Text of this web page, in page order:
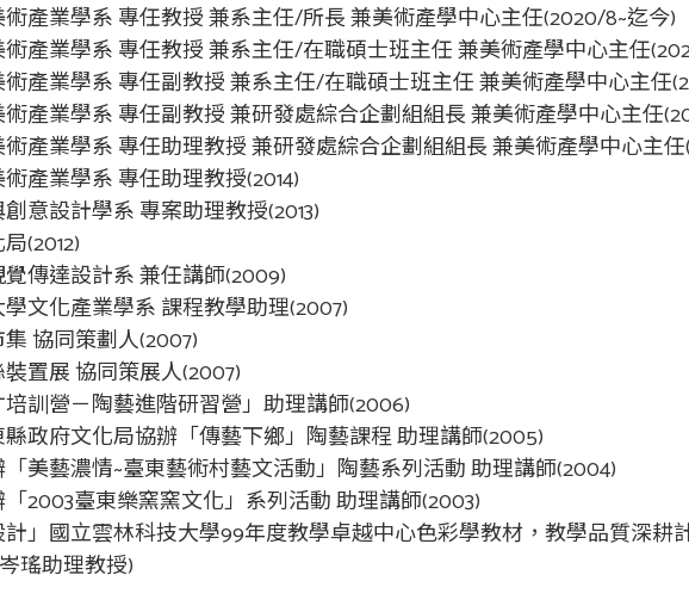
產業學系 專任教授 兼系主任/所長 兼美術產學中心主任(2020/8~迄今)
產業學系 專任教授 兼系主任/在職碩士班主任 兼美術產學中心主任
產業學系 專任副教授 兼系主任/在職碩士班主任 兼美術產學中心主任
產業學系 專任副教授 兼研發處綜合企劃組組長 兼美術產學中心主任
產業學系 專任助理教授 兼研發處綜合企劃組組長 兼美術產學中心主任
產業學系 專任助理教授(2014)
意設計學系 專案助理教授(2013)
(2012)
傳達設計系 兼任講師(2009)
文化產業學系 課程教學助理(2007)
協同策劃人(2007)
置展 協同策展人(2007)
訓營－陶藝進階研習營」助理講師(2006)
政府文化局協辦「傳藝下鄉」陶藝課程 助理講師(2005)
美藝濃情~臺東藝術村藝文活動」陶藝系列活動 助理講師(2004)
2003臺東樂窯窯文化」系列活動 助理講師(2003)
」國立雲林科技大學99年度教學卓越中心色彩學教材，教學品質深耕
瑤助理教授)